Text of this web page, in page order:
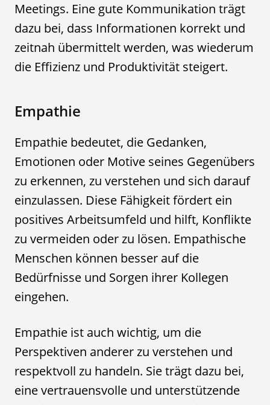
Meetings. Eine gute Kommunikation trägt
dazu bei, dass Informationen korrekt und
zeitnah übermittelt werden, was wiederum
die Effizienz und Produktivität steigert.
Empathie
Empathie bedeutet, die Gedanken,
Emotionen oder Motive seines Gegenübers
zu erkennen, zu verstehen und sich darauf
einzulassen. Diese Fähigkeit fördert ein
positives Arbeitsumfeld und hilft, Konflikte
zu vermeiden oder zu lösen. Empathische
Menschen können besser auf die
Bedürfnisse und Sorgen ihrer Kollegen
eingehen.
Empathie ist auch wichtig, um die
Perspektiven anderer zu verstehen und
respektvoll zu handeln. Sie trägt dazu bei,
eine vertrauensvolle und unterstützende